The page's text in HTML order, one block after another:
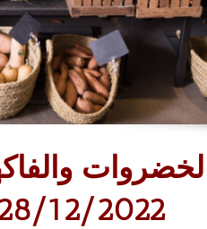
12/2022